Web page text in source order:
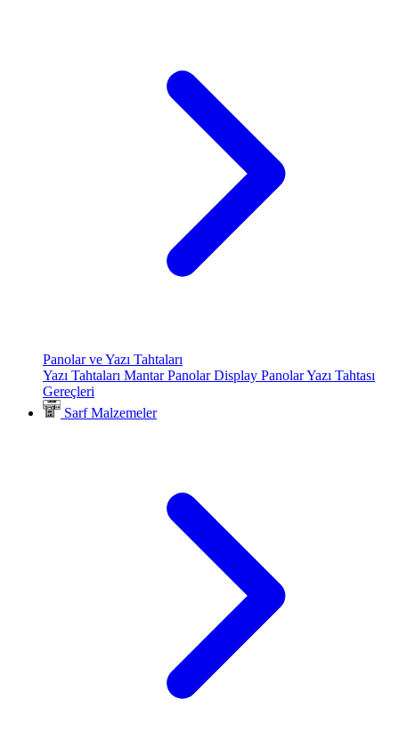
Panolar ve Yazı Tahtaları
Yazı Tahtaları Mantar PanolarDisplay PanolarYazı Tahtası
Gereçleri
Sarf Malzemeler